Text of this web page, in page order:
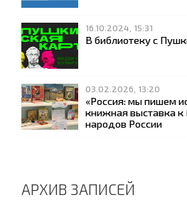
16.10.2024, 15:31
В библиотеку с
03.02.2026, 13:20
«Россия: мы пишем
книжная выставка к
народов России
АРХИВ ЗАПИСЕЙ